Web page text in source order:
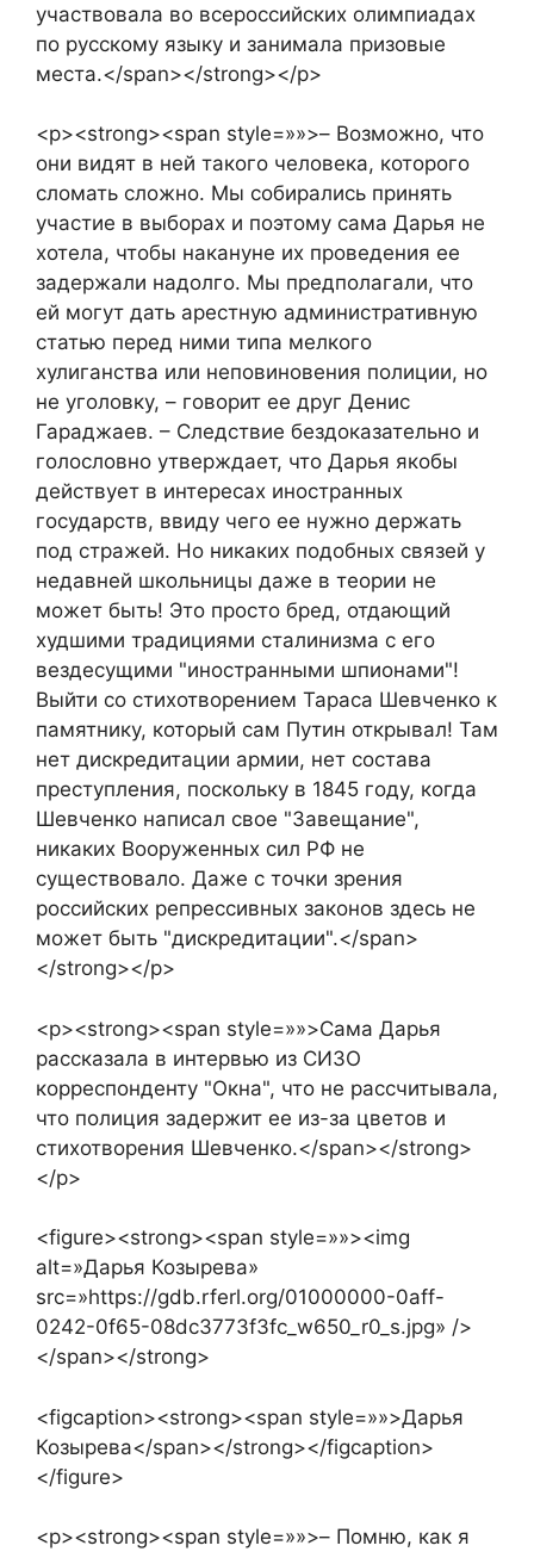
участвовала во всероссийских олимпиадах
по русскому языку и занимала призовые
места.</span></strong></p>
<p><strong><span style=»»>– Возможно, что
они видят в ней такого человека, которого
сломать сложно. Мы собирались принять
участие в выборах и поэтому сама Дарья не
хотела, чтобы накануне их проведения ее
задержали надолго. Мы предполагали, что
ей могут дать арестную административную
статью перед ними типа мелкого
хулиганства или неповиновения полиции, но
не уголовку, – говорит ее друг Денис
Гараджаев. – Следствие бездоказательно и
голословно утверждает, что Дарья якобы
действует в интересах иностранных
государств, ввиду чего ее нужно держать
под стражей. Но никаких подобных связей у
недавней школьницы даже в теории не
может быть! Это просто бред, отдающий
худшими традициями сталинизма с его
вездесущими "иностранными шпионами"!
Выйти со стихотворением Тараса Шевченко к
памятнику, который сам Путин открывал! Там
нет дискредитации армии, нет состава
преступления, поскольку в 1845 году, когда
Шевченко написал свое "Завещание",
никаких Вооруженных сил РФ не
существовало. Даже с точки зрения
российских репрессивных законов здесь не
может быть "дискредитации".</span>
</strong></p>
<p><strong><span style=»»>Сама Дарья
рассказала в интервью из СИЗО
корреспонденту "Окна", что не рассчитывала,
что полиция задержит ее из-за цветов и
стихотворения Шевченко.</span></strong>
</p>
<figure><strong><span style=»»><img
alt=»Дарья Козырева»
src=»https://gdb.rferl.org/01000000-0aff-
0242-0f65-08dc3773f3fc_w650_r0_s.jpg» />
</span></strong>
<figcaption><strong><span style=»»>Дарья
Козырева</span></strong></figcaption>
</figure>
<p><strong><span style=»»>– Помню, как я